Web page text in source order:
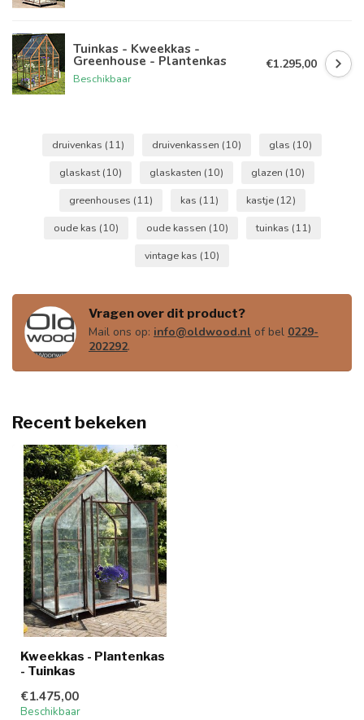
Tuinkas - Kweekkas -
Greenhouse - Plantenkas
Beschikbaar
€1.295,00
druivenkas (11) druivenkassen (10) glas (10)
glaskast (10) glaskasten (10) glazen (10)
greenhouses (11) kas (11) kastje (12)
oude kas (10) oude kassen (10) tuinkas (11)
vintage kas (10)
Vragen over dit product?
Mail ons op: info@oldwood.nl of bel 0229-
202292.
Recent bekeken
Kweekkas - Plantenkas
- Tuinkas
€1.475,00
Beschikbaar